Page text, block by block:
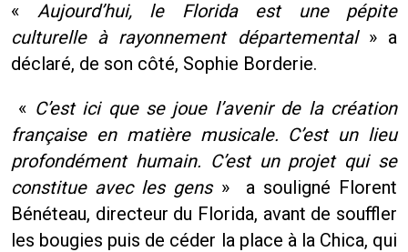
« Aujourd’hui, le Florida est une pépite
culturelle à rayonnement départemental» a
déclaré, de son côté, Sophie Borderie.
« C’est ici que se joue l’avenir de la création
française en matière musicale. C’est un lieu
profondément humain. C’est un projet qui se
constitue avec les gens» a souligné Florent
Bénéteau, directeur du Florida, avant de souffler
les bougies puis de céder la place à la Chica, qui